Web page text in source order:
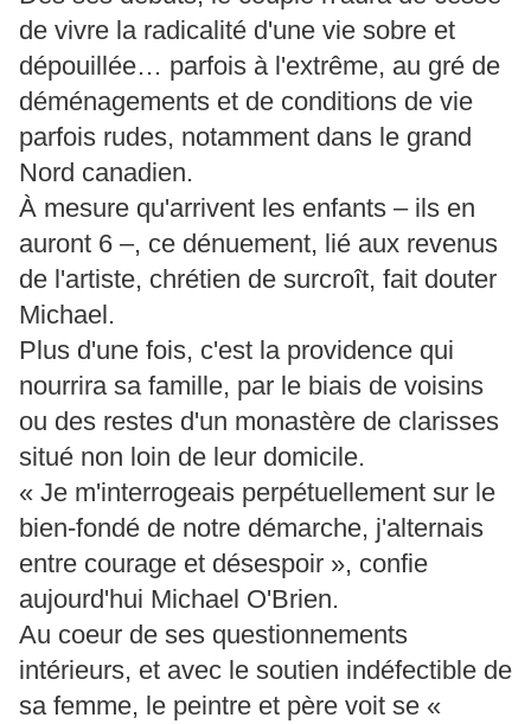
de vivre la radicalité d'une vie sobre et
dépouillée… parfois à l'extrême, au gré de
déménagements et de conditions de vie
parfois rudes, notamment dans le grand
Nord canadien.
À mesure qu'arrivent les enfants – ils en
auront 6 –, ce dénuement, lié aux revenus
de l'artiste, chrétien de surcroît, fait douter
Michael.
Plus d'une fois, c'est la providence qui
nourrira sa famille, par le biais de voisins
ou des restes d'un monastère de clarisses
situé non loin de leur domicile.
« Je m'interrogeais perpétuellement sur le
bien-fondé de notre démarche, j'alternais
entre courage et désespoir », confie
aujourd'hui Michael O'Brien.
Au coeur de ses questionnements
intérieurs, et avec le soutien indéfectible de
sa femme, le peintre et père voit se «